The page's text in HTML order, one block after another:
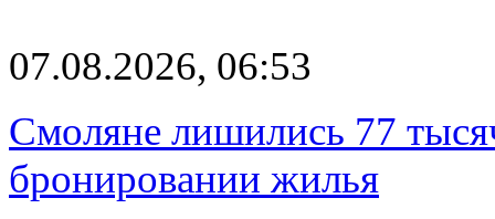
07.08.2026, 06:53
Смоляне лишились 77
бронировании жилья